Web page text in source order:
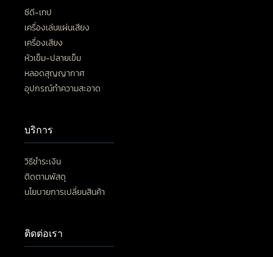
ซีดี-เทป
เครื่องเล่นแผ่นเสียง
เครื่องเสียง
หัวเข็ม-ปลายเข็ม
หลอดสุญญากาศ
อุปกรณ์ทำความสะอาด
บริการ
วิธีชำระเงิน
ติดตามพัสดุ
นโยบายการเปลี่ยนสินค้า
ติดต่อเรา